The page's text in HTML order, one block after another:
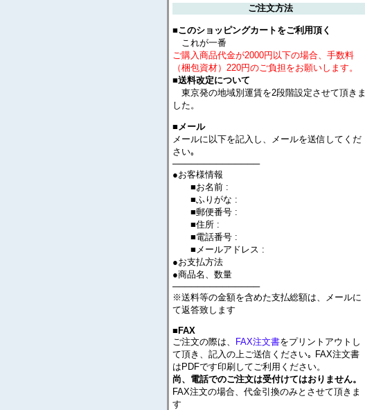
ご注文方法
■このショッピングカートをご利用頂く
これが一番
ご購入商品代金が2000円以下の場合、手数料
（梱包資材）220円のご負担をお願いします。
■送料改定について
東京発の地域別運賃を2段階設定させて頂きま
した。
■メール
メールに以下を記入し、メールを送信してくだ
さい｡
──────────────
●お客様情報
■お名前 :
■ふりがな :
■郵便番号 :
■住所 :
■電話番号 :
■メールアドレス :
●お支払方法
●商品名、数量
──────────────
※送料等の金額を含めた支払総額は、メールに
て返答致します
■FAX
ご注文の際は、 FAX注文書をプリントアウトし
て頂き、記入の上ご送信ください｡ FAX注文書
はPDFです印刷してご利用ください。
尚、電話でのご注文は受付けてはおりません。
FAX注文の場合、代金引換のみとさせて頂きま
す